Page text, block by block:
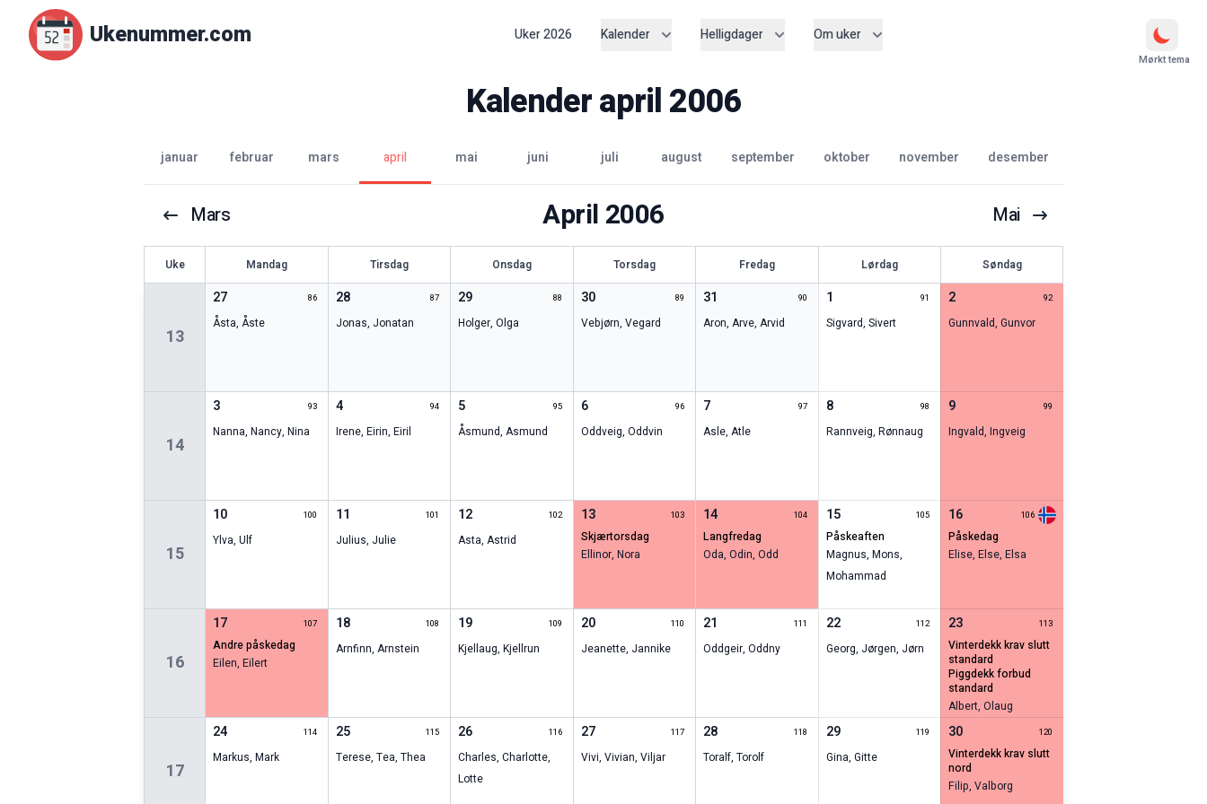
Ukenummer.com Uker2026 Kalender Helligdager Om uker
Mørkt tema
Kalenderapril2006
januar februar mars april mai juni juli august september oktober november desember
Mars April 2006 Mai
Uke Mandag Tirsdag Onsdag Torsdag Fredag Lørdag Søndag
13
27 86
Åsta,Åste
28 87
Jonas, Jonatan
29 88
Holger,Olga
30 89
Vebjørn, Vegard
31 90
Aron,Arve,Arvid
1 91
Sigvard, Sivert
2 92
Gunnvald,Gunvor
14
3 93
Nanna,Nancy,Nina
4 94
Irene, Eirin, Eiril
5 95
Åsmund,Asmund
6 96
Oddveig, Oddvin
7 97
Asle,Atle
8 98
Rannveig, Rønnaug
9 99
Ingvald,Ingveig
15
10 100
Ylva,Ulf
11 101
Julius, Julie
12 102
Asta,Astrid
13 103
skjærtorsdag
Ellinor, Nora
14 104
langfredag
Oda,Odin,Odd
15 105
påskeaften
Magnus, Mons,
Mohammad
16 106
påskedag
Elise,Else,Elsa
16
17 107
andre påskedag
Eilen,Eilert
18 108
Arnfinn, Arnstein
19 109
Kjellaug,Kjellrun
20 110
Jeanette, Jannike
21 111
Oddgeir,Oddny
22 112
Georg, Jørgen, Jørn
23 113
vinterdekk krav slutt
standard
piggdekk forbud
standard
Albert,Olaug
17
24 114
Markus,Mark
25 115
Terese, Tea, Thea
26 116
Charles,Charlotte,
Lotte
27 117
Vivi, Vivian, Viljar
28 118
Toralf,Torolf
29 119
Gina, Gitte
30 120
vinterdekk krav slutt
nord
Filip,Valborg